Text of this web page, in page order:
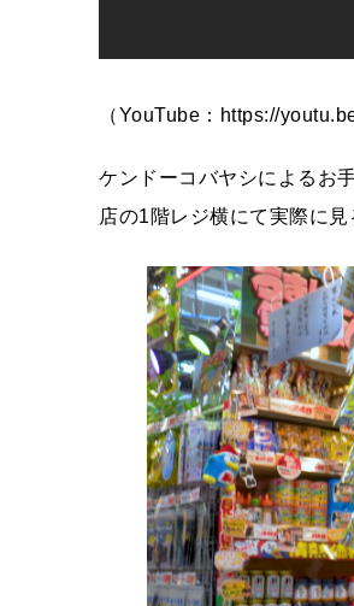
（YouTube：https://
ケンドーコバヤシによるお
店の1階レジ横にて実際に